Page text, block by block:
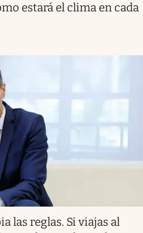
estará el clima en cada
las reglas. Si viajas al